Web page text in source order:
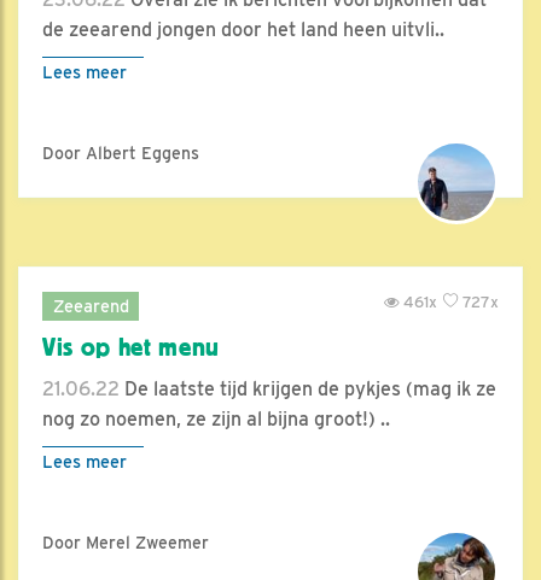
de zeearend jongen door het land heen uitvli..
Lees meer
Door Albert Eggens
Zeearend 727x
461x
Vis op het menu
21.06.22 De laatste tijd krijgen de pykjes (mag ik ze
nog zo noemen, ze zijn al bijna groot!) ..
Lees meer
Door Merel Zweemer